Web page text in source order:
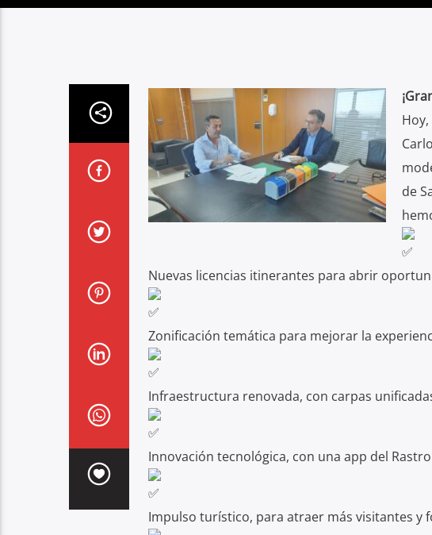
de
Nuevas licencias itinerantes para abrir
Zonificación temática para mejorar la
Infraestructura renovada, con carpas
Innovación tecnológica, con una app del
Impulso turístico, para atraer más visitantes y